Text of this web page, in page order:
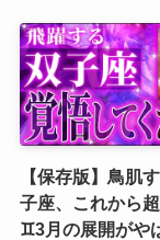
【保存版】鳥肌
子座、これから
♊️3月の展開がや